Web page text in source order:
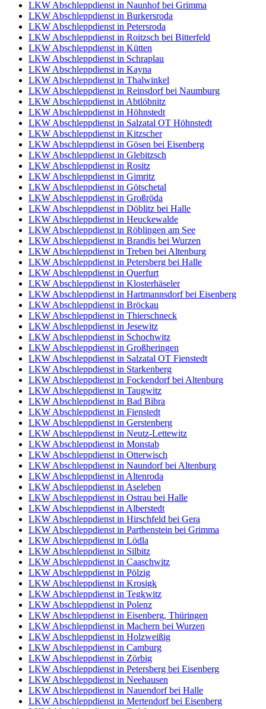
LKW Abschleppdienst in Naunhof bei Grimma
LKW Abschleppdienst in Burkersroda
LKW Abschleppdienst in Petersroda
LKW Abschleppdienst in Roitzsch bei Bitterfeld
LKW Abschleppdienst in Kütten
LKW Abschleppdienst in Schraplau
LKW Abschleppdienst in Kayna
LKW Abschleppdienst in Thalwinkel
LKW Abschleppdienst in Reinsdorf bei Naumburg
LKW Abschleppdienst in Abtlöbnitz
LKW Abschleppdienst in Höhnstedt
LKW Abschleppdienst in Salzatal OT Höhnstedt
LKW Abschleppdienst in Kitzscher
LKW Abschleppdienst in Gösen bei Eisenberg
LKW Abschleppdienst in Glebitzsch
LKW Abschleppdienst in Rositz
LKW Abschleppdienst in Gimritz
LKW Abschleppdienst in Götschetal
LKW Abschleppdienst in Großröda
LKW Abschleppdienst in Döblitz bei Halle
LKW Abschleppdienst in Heuckewalde
LKW Abschleppdienst in Röblingen am See
LKW Abschleppdienst in Brandis bei Wurzen
LKW Abschleppdienst in Treben bei Altenburg
LKW Abschleppdienst in Petersberg bei Halle
LKW Abschleppdienst in Querfurt
LKW Abschleppdienst in Klosterhäseler
LKW Abschleppdienst in Hartmannsdorf bei Eisenberg
LKW Abschleppdienst in Bröckau
LKW Abschleppdienst in Thierschneck
LKW Abschleppdienst in Jesewitz
LKW Abschleppdienst in Schochwitz
LKW Abschleppdienst in Großheringen
LKW Abschleppdienst in Salzatal OT Fienstedt
LKW Abschleppdienst in Starkenberg
LKW Abschleppdienst in Fockendorf bei Altenburg
LKW Abschleppdienst in Taugwitz
LKW Abschleppdienst in Bad Bibra
LKW Abschleppdienst in Fienstedt
LKW Abschleppdienst in Gerstenberg
LKW Abschleppdienst in Neutz-Lettewitz
LKW Abschleppdienst in Monstab
LKW Abschleppdienst in Otterwisch
LKW Abschleppdienst in Naundorf bei Altenburg
LKW Abschleppdienst in Altenroda
LKW Abschleppdienst in Aseleben
LKW Abschleppdienst in Ostrau bei Halle
LKW Abschleppdienst in Alberstedt
LKW Abschleppdienst in Hirschfeld bei Gera
LKW Abschleppdienst in Parthenstein bei Grimma
LKW Abschleppdienst in Lödla
LKW Abschleppdienst in Silbitz
LKW Abschleppdienst in Caaschwitz
LKW Abschleppdienst in Pölzig
LKW Abschleppdienst in Krosigk
LKW Abschleppdienst in Tegkwitz
LKW Abschleppdienst in Polenz
LKW Abschleppdienst in Eisenberg, Thüringen
LKW Abschleppdienst in Machern bei Wurzen
LKW Abschleppdienst in Holzweißig
LKW Abschleppdienst in Camburg
LKW Abschleppdienst in Zörbig
LKW Abschleppdienst in Petersberg bei Eisenberg
LKW Abschleppdienst in Neehausen
LKW Abschleppdienst in Nauendorf bei Halle
LKW Abschleppdienst in Mertendorf bei Eisenberg